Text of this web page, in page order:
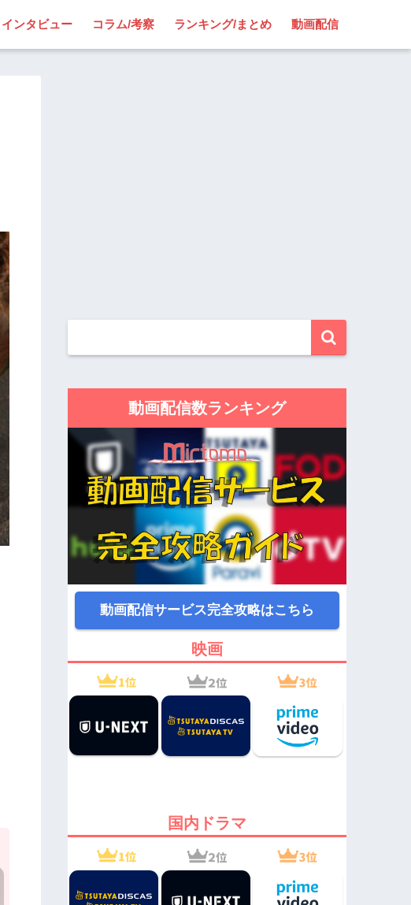
インタビュー コラム/考察 ランキング/まとめ 動画配信
動画配信数ランキング
動画配信サービス完全攻略はこちら
映画
国内ドラマ